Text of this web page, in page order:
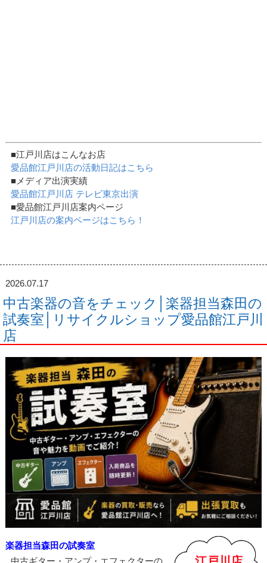
■江戸川店はこんなお店
愛品館江戸川店の活動日記はこちら
■メディア出演実績
愛品館江戸川店 テレビ東京出演
■愛品館江戸川店案内ページ
江戸川店の案内ページはこちら！
2026.07.17
中古楽器の音をチェック│楽器担当森田の
試奏室│リサイクルショップ愛品館江戸川
店
楽器担当森田の試奏室
中古ギター・アンプ・エフェクターの